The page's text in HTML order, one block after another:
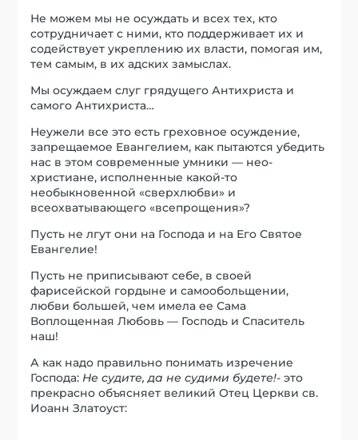
Не можем мы не осуждать и всех тех, кто
сотрудничает с ними, кто поддерживает их и
содействует укреплению их власти, помогая им,
тем самым, в их адских замыслах.
Мы осуждаем слуг грядущего Антихриста и
самого Антихриста…
Неужели все это есть греховное осуждение,
запрещаемое Евангелием, как пытаются убедить
нас в этом современные умники — нео-
христиане, исполненные какой-то
необыкновенной «сверхлюбви» и
всеохватывающего «всепрощения»?
Пусть не лгут они на Господа и на Его Святое
Евангелие!
Пусть не приписывают себе, в своей
фарисейской гордыне и самообольщении,
любви большей, чем имела ее Сама
Воплощенная Любовь — Господь и Спаситель
наш!
А как надо правильно понимать изречение
Господа: Не судите, да не судими будете!- это
прекрасно объясняет великий Отец Церкви св.
Иоанн Златоуст: